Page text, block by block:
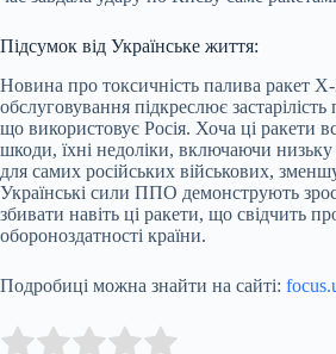
Підсумок від Українське життя:
Новина про токсичність палива ракет Х-
обслуговування підкреслює
що використовує Росія. Хоча ці ракети
шкоди, їхні недоліки, включаючи низьку
для самих російських військових,
Українські сили ППО демонструють
збивати навіть ці ракети, що свідчить
обороноздатності країни.
Подробиці можна знайти на сайті:
Rate this item: